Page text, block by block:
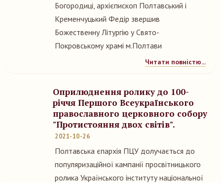
Богородиці, архієпископ Полтавський і
Кременчуцький Федір звершив
Божественну Літургію у Свято-
Покровському храмі м.Полтави
Читати повністю...
Оприлюднення ролику до 100-
річчя Першого Всеукраїнського
православного церковного собору
"Протистояння двох світів".
2021-10-26
Полтавська єпархія ПЦУ долучається до
популяризаційної кампанії просвітницького
ролика Українського інституту національної